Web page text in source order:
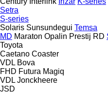
Setra
S-series
Solaris Sunsundegui Temsa
MD Maraton Opalin Prestij RD
Toyota
Caetano Coaster
VDL Bova
FHD Futura Magiq
VDL Jonckheere
JSD